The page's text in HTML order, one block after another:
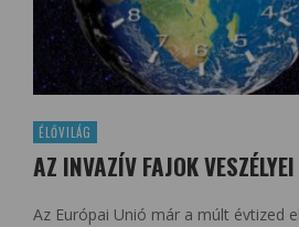
ÉLŐVILÁG
AZ INVAZÍV FAJOK VESZÉLYEI
Az Európai Unió már a múlt évtized